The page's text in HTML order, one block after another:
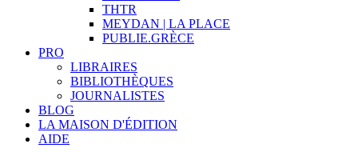
THTR
MEYDAN | LA PLACE
PUBLIE.GRÈCE
PRO
LIBRAIRES
BIBLIOTHÈQUES
JOURNALISTES
BLOG
LA MAISON D'ÉDITION
AIDE